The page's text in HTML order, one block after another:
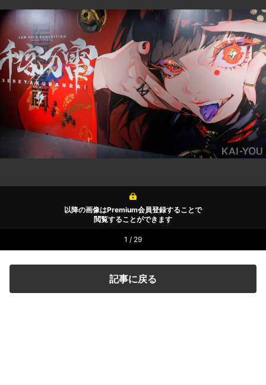
以降の画像はPremium会員登録することで
閲覧することができます
1 / 29
記事に戻る